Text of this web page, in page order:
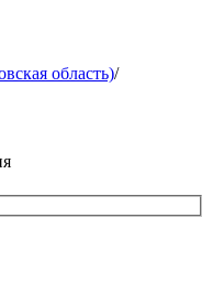
область)/